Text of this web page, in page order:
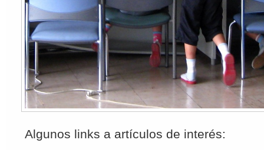
Algunos links a artículos de interés: